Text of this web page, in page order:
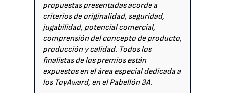
propuestas presentadas acorde a
criterios de originalidad, seguridad,
jugabilidad, potencial comercial,
comprensión del concepto de producto,
producción y calidad. Todos los
finalistas de los premios están
expuestos en el área especial dedicada a
los ToyAward, en el Pabellón 3A.